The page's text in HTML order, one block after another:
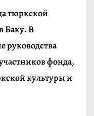
тюркской
Баку. В
руководства
фонда,
культуры и